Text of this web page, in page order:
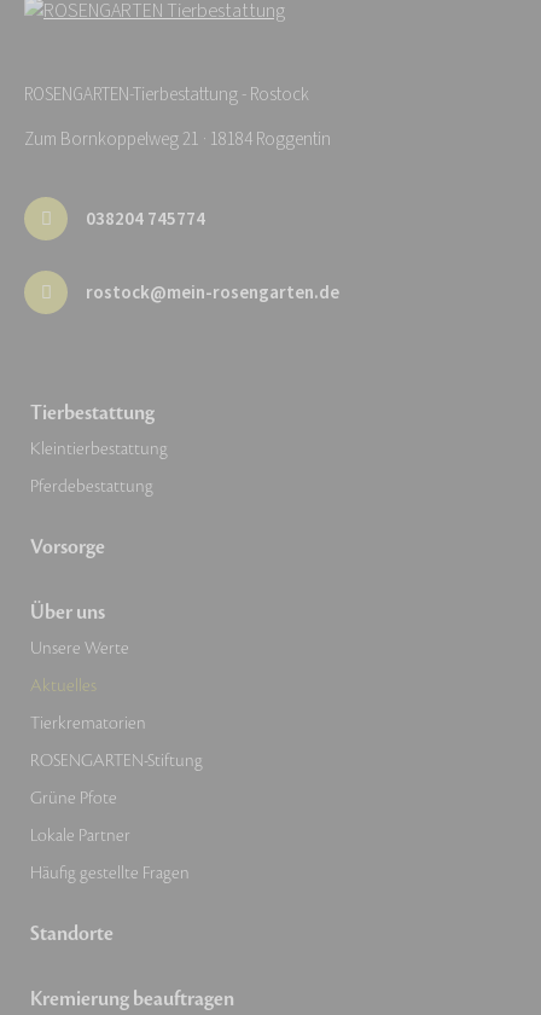
ROSENGARTEN-Tierbestattung - Rostock
Zum Bornkoppelweg 21 · 18184 Roggentin
038204 745774
rostock@mein-rosengarten.de
Tierbestattung
Kleintierbestattung
Pferdebestattung
Vorsorge
Über uns
Unsere Werte
Aktuelles
Tierkrematorien
ROSENGARTEN-Stiftung
Grüne Pfote
Lokale Partner
Häufig gestellte Fragen
Standorte
Kremierung beauftragen